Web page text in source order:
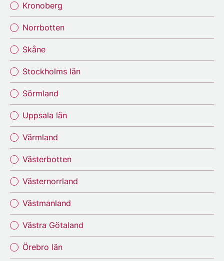
Kronoberg
Norrbotten
Skåne
Stockholms län
Sörmland
Uppsala län
Värmland
Västerbotten
Västernorrland
Västmanland
Västra Götaland
Örebro län